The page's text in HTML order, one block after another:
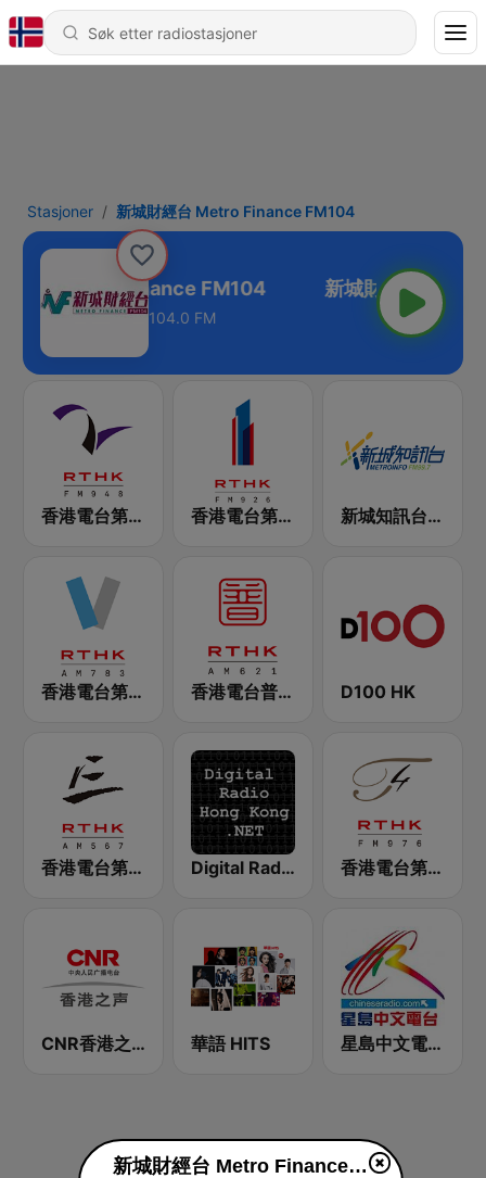
Stasjoner 新城財經台 Metro Finance FM104
經台 Metro Finance FM104
104.0 FM
香港電台第二台 RTHK Radio 2 香港電台第一台 RTHK Radio 1 新城知訊台 MetroInfo FM99.7
香港電台第五台 - RTHK Radio 5 香港電台普通話台 RTHK Radio D100 HK
香港電台第三台 RTHK Radio 3 Digital Radio Hong Kong 香港電台第四台 RTHK Radio 4
CNR香港之声 - CNR Voice of Hong Kong 華語 HITS 星島中文電台-粵語台
新城財經台 Metro Finance FM104 direkte